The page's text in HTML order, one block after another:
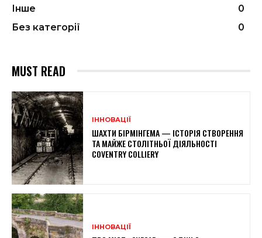
Інше
0
Без категорії
0
MUST READ
ІННОВАЦІЇ
ШАХТИ БІРМІНГЕМА — ІСТОРІЯ СТВОРЕННЯ
ТА МАЙЖЕ СТОЛІТНЬОЇ ДІЯЛЬНОСТІ
COVENTRY COLLIERY
ІННОВАЦІЇ